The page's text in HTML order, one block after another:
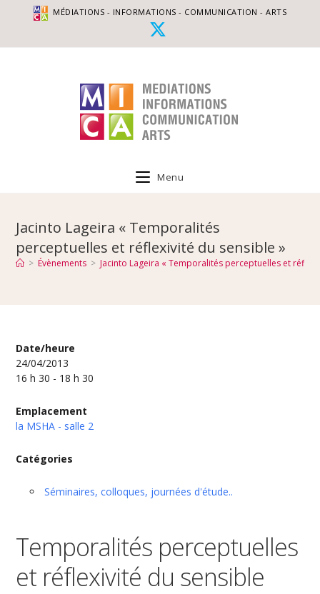
MÉDIATIONS - INFORMATIONS - COMMUNICATION - ARTS
Menu
Jacinto Lageira « Temporalités
perceptuelles et réflexivité du sensible »
> Évènements > Jacinto Lageira « Temporalités perceptuelles et
Date/heure
24/04/2013
16 h 30 - 18 h 30
Emplacement
la MSHA - salle 2
Catégories
Séminaires, colloques, journées d'étude..
Temporalités perceptuelles
et réflexivité du sensible